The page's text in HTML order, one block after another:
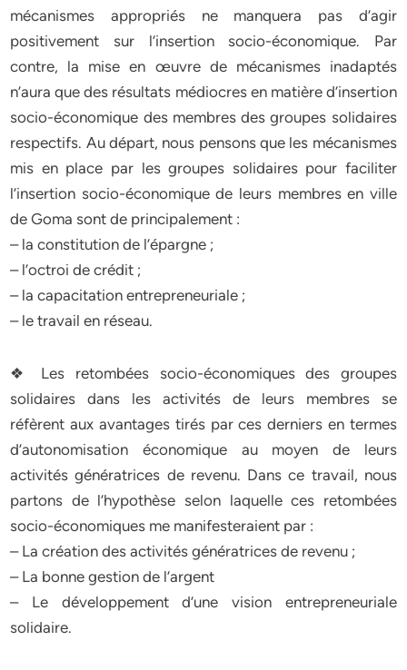
mécanismes appropriés ne manquera pas d’agir
positivement sur l’insertion socio-économique. Par
contre, la mise en œuvre de mécanismes inadaptés
n’aura que des résultats médiocres en matière d’insertion
socio-économique des membres des groupes solidaires
respectifs. Au départ, nous pensons que les mécanismes
mis en place par les groupes solidaires pour faciliter
l’insertion socio-économique de leurs membres en ville
de Goma sont de principalement :
– la constitution de l’épargne ;
– l’octroi de crédit ;
– la capacitation entrepreneuriale ;
– le travail en réseau.
❖ Les retombées socio-économiques des groupes
solidaires dans les activités de leurs membres se
réfèrent aux avantages tirés par ces derniers en termes
d’autonomisation économique au moyen de leurs
activités génératrices de revenu. Dans ce travail, nous
partons de l’hypothèse selon laquelle ces retombées
socio-économiques me manifesteraient par :
– La création des activités génératrices de revenu ;
– La bonne gestion de l’argent
– Le développement d’une vision entrepreneuriale
solidaire.